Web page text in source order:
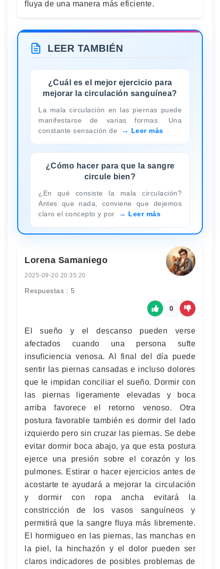
fluya de una manera más eficiente.
LEER TAMBIÉN
¿Cuál es el mejor ejercicio para
mejorar la circulación sanguínea?
La mala circulación en las piernas puede
manifestarse de varias formas. Una
constante sensación de
Leer más
¿Cómo hacer para que la sangre
circule bien?
¿En qué consiste la mala circulación?
Antes que nada, conviene que dejemos
claro el concepto y por
Leer más
Lorena Samaniego
2025-09-20 20:35:20
Respuestas : 5
0
El sueño y el descanso pueden verse
afectados cuando una persona sufte
insuficiencia venosa. Al final del día puede
sentir las piernas cansadas e incluso dolores
que le impidan conciliar el sueño. Dormir con
las piernas ligeramente elevadas y boca
arriba favorece el retorno venoso. Otra
postura favorable también es dormir del lado
izquierdo pero sin cruzar las piernas. Se debe
evitar dormir boca abajo, ya que esta postura
ejerce una presión sobre el corazón y los
pulmones. Estirar o hacer ejercicios antes de
acostarte te ayudará a mejorar la circulación
y dormir con ropa ancha evitará la
constricción de los vasos sanguíneos y
permitirá que la sangre fluya más libremente.
El hormigueo en las piernas, las manchas en
la piel, la hinchazón y el dolor pueden ser
claros indicadores de posibles problemas de